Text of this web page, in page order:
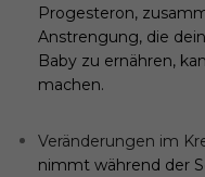
Progesteron,
Anstrengung, die
Baby zu ernähren,
machen.
Veränderungen im
nimmt während der